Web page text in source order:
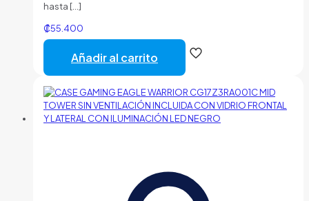
hasta […]
₡55.400
Añadir al carrito